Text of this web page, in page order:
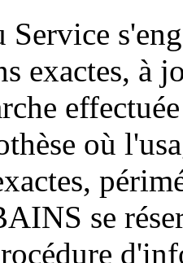
Service
exactes, à
où
se